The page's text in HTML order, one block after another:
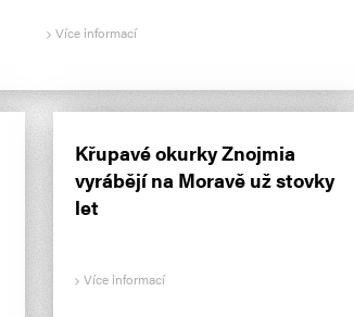
Více informací
Křupavé okurky Znojmia
vyrábějí na Moravě už stovky
let
Více informací